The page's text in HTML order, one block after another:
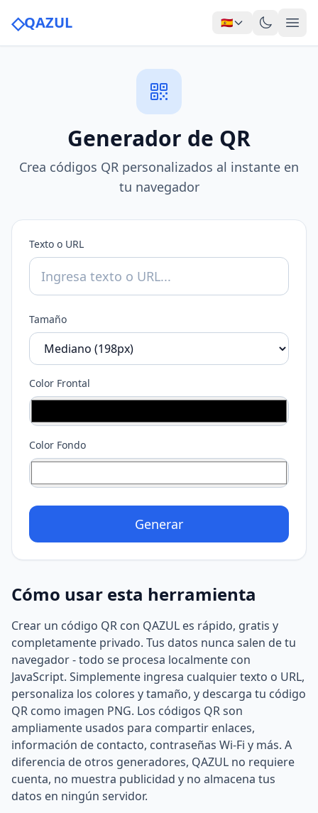
◇QAZUL 🇪🇸
Generador de QR
Crea códigos QR personalizados al instante en
tu navegador
Texto o URL
Tamaño
Color Frontal
Color Fondo
Generar
Cómo usar esta herramienta
Crear un código QR con QAZUL es rápido, gratis y
completamente privado. Tus datos nunca salen de tu
navegador - todo se procesa localmente con
JavaScript. Simplemente ingresa cualquier texto o URL,
personaliza los colores y tamaño, y descarga tu código
QR como imagen PNG. Los códigos QR son
ampliamente usados para compartir enlaces,
información de contacto, contraseñas Wi-Fi y más. A
diferencia de otros generadores, QAZUL no requiere
cuenta, no muestra publicidad y no almacena tus
datos en ningún servidor.